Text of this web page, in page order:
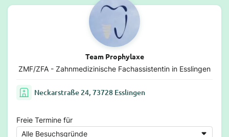
Team Prophylaxe
ZMF/ZFA - Zahnmedizinische Fachassistentin in Esslingen
Neckarstraße 24, 73728 Esslingen
Freie Termine für